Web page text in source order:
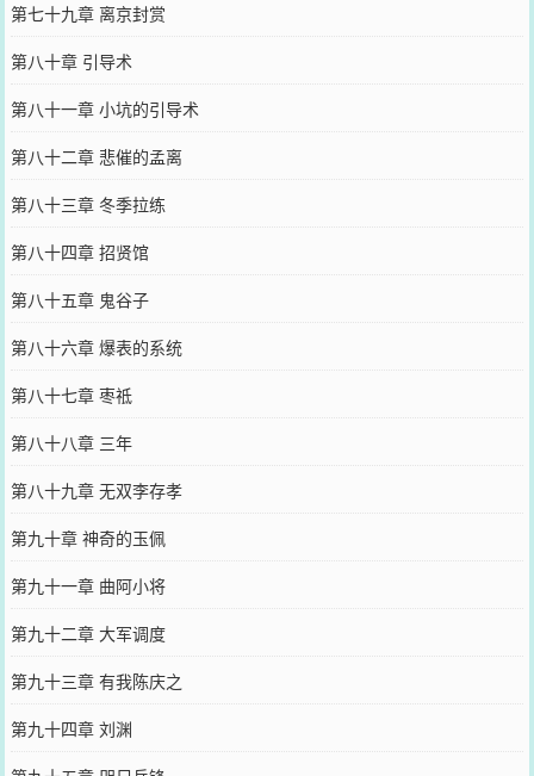
第七十九章 离京封赏
第八十章 引导术
第八十一章 小坑的引导术
第八十二章 悲催的孟离
第八十三章 冬季拉练
第八十四章 招贤馆
第八十五章 鬼谷子
第八十六章 爆表的系统
第八十七章 枣祗
第八十八章 三年
第八十九章 无双李存孝
第九十章 神奇的玉佩
第九十一章 曲阿小将
第九十二章 大军调度
第九十三章 有我陈庆之
第九十四章 刘渊